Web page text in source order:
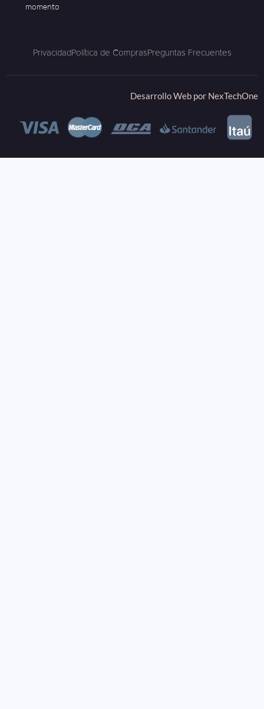
momento
PrivacidadPolítica de ComprasPreguntas Frecuentes
Desarrollo Web por NexTechOne